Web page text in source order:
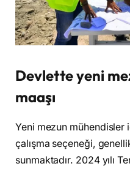
Devlette yeni
maaşı
Yeni mezun mühendisler
çalışma seçeneği,
sunmaktadır. 2024 yılı